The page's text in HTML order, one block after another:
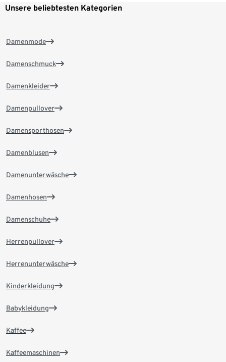
Unsere beliebtesten Kategorien
Damenmode
Damenschmuck
Damenkleider
Damenpullover
Damensporthosen
Damenblusen
Damenunterwäsche
Damenhosen
Damenschuhe
Herrenpullover
Herrenunterwäsche
Kinderkleidung
Babykleidung
Kaffee
Kaffeemaschinen